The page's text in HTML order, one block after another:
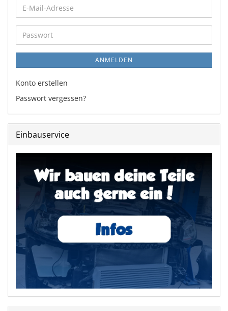
E-
Mail-
Adresse
Passwort
ANMELDEN
Konto erstellen
Passwort vergessen?
Einbauservice